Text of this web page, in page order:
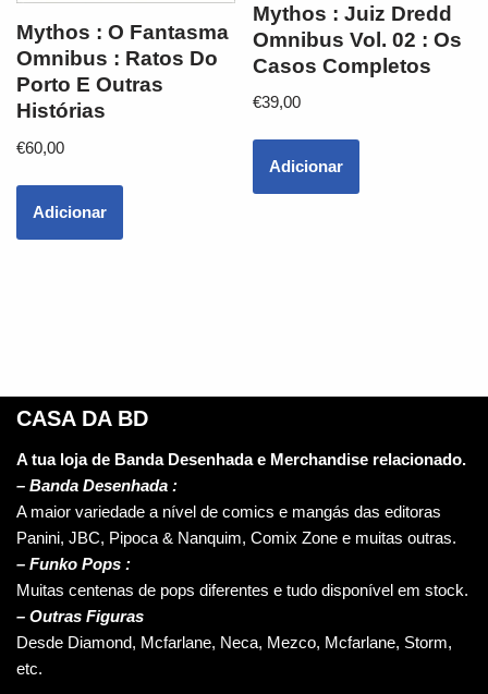
Mythos : O Fantasma
Omnibus : Ratos Do
Porto E Outras
Histórias
€60,00
Adicionar
Mythos : Juiz Dredd
Omnibus Vol. 02 : Os
Casos Completos
€39,00
Adicionar
CASA DA BD
A tua loja de Banda Desenhada e Merchandise relacionado.
– Banda Desenhada :
A maior variedade a nível de comics e mangás das editoras
Panini, JBC, Pipoca & Nanquim, Comix Zone e muitas outras.
– Funko Pops :
Muitas centenas de pops diferentes e tudo disponível em stock.
– Outras Figuras
Desde Diamond, Mcfarlane, Neca, Mezco, Mcfarlane, Storm,
etc.